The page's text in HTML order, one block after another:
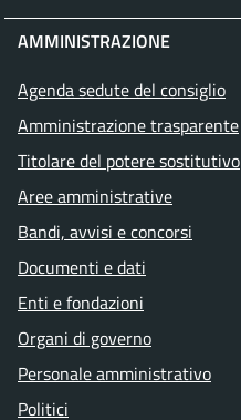
AMMINISTRAZIONE
Agenda sedute del consiglio
Amministrazione trasparente
Titolare del potere sostitutivo
Aree amministrative
Bandi, avvisi e concorsi
Documenti e dati
Enti e fondazioni
Organi di governo
Personale amministrativo
Politici